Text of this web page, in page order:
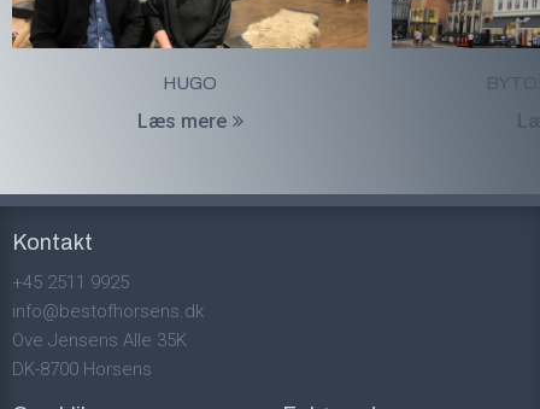
HUGO
Læs mere
Kontakt
+45 2511 9925
info@bestofhorsens.dk
Ove Jensens Alle 35K
DK-8700 Horsens